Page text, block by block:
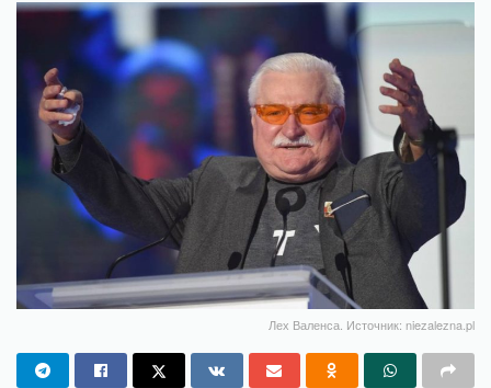
Лех Валенса. Источник: niezalezna.pl